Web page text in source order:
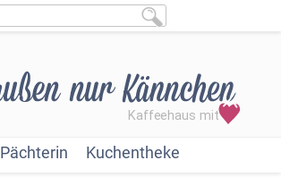
Pächterin Kuchentheke